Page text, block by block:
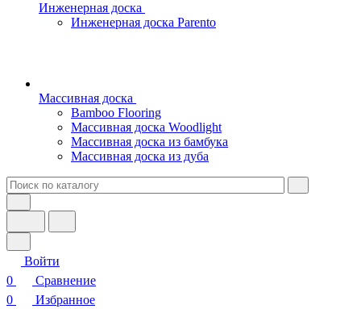
Инженерная доска
Инженерная доска Parento
Массивная доска
Bamboo Flooring
Массивная доска Woodlight
Массивная доска из бамбука
Массивная доска из дуба
Войти
0
Сравнение
0
Избранное